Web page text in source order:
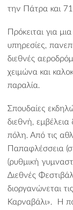
την Πάτρα και
Πρόκειται για
υπηρεσίες,
διεθνές
χειμώνα και
παραλία.
Σπουδαίες
διεθνή,
πόλη. Από τις
Παπαφλέσσεια
(ρυθμική
Διεθνές
διοργανώνεται
Καρναβάλι». Η